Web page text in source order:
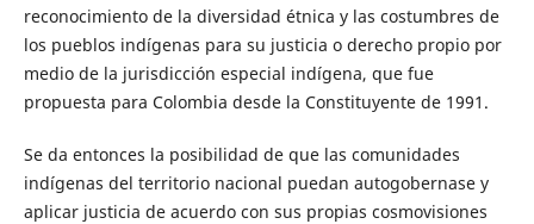
reconocimiento de la diversidad étnica y las costumbres de
los pueblos indígenas para su justicia o derecho propio por
medio de la jurisdicción especial indígena, que fue
propuesta para Colombia desde la Constituyente de 1991.
Se da entonces la posibilidad de que las comunidades
indígenas del territorio nacional puedan autogobernase y
aplicar justicia de acuerdo con sus propias cosmovisiones